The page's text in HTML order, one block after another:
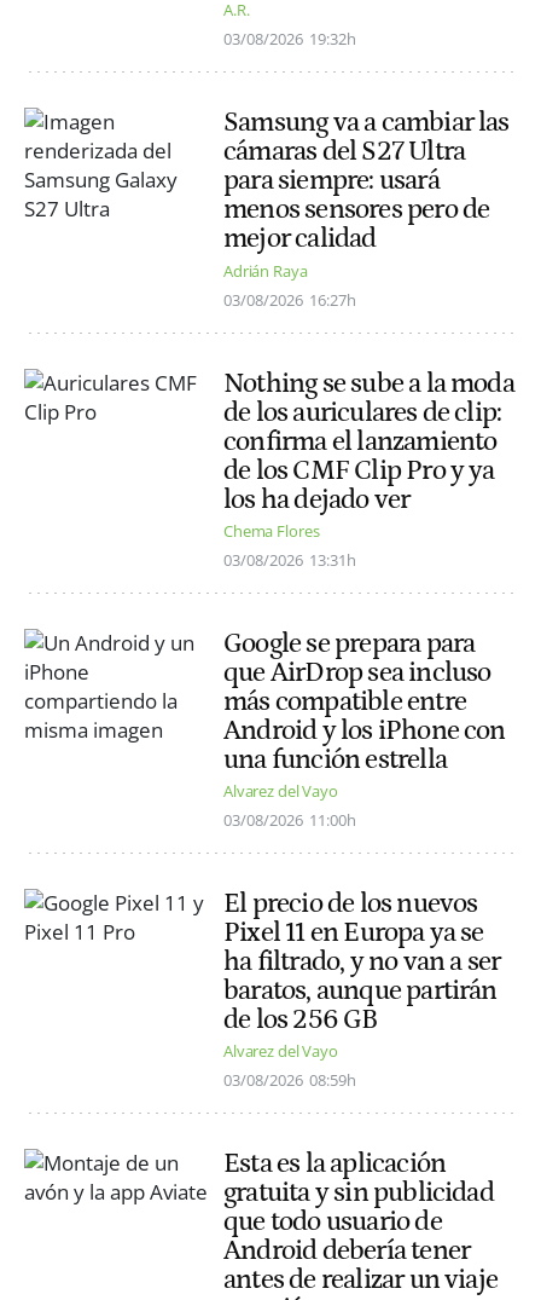
A.R.
03/08/2026 19:32h
Samsung va a cambiar las
cámaras del S27 Ultra
para siempre: usará
menos sensores pero de
mejor calidad
Adrián Raya
03/08/2026 16:27h
Nothing se sube a la moda
de los auriculares de clip:
confirma el lanzamiento
de los CMF Clip Pro y ya
los ha dejado ver
Chema Flores
03/08/2026 13:31h
Google se prepara para
que AirDrop sea incluso
más compatible entre
Android y los iPhone con
una función estrella
Alvarez del Vayo
03/08/2026 11:00h
El precio de los nuevos
Pixel 11 en Europa ya se
ha filtrado, y no van a ser
baratos, aunque partirán
de los 256 GB
Alvarez del Vayo
03/08/2026 08:59h
Esta es la aplicación
gratuita y sin publicidad
que todo usuario de
Android debería tener
antes de realizar un viaje